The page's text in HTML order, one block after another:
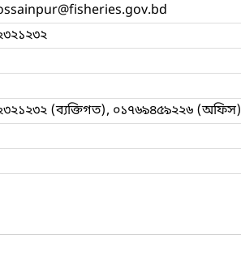
@fisheries.gov.bd
(ব্যক্তিগত), ০১৭৬৯৪৫৯২২৬ (অফিস)